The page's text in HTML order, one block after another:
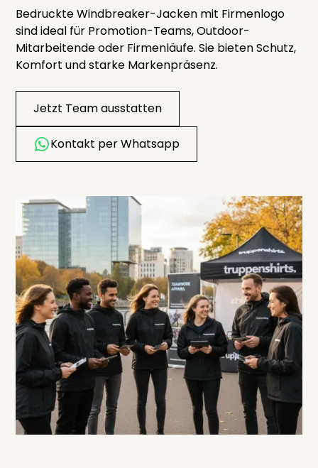
Bedruckte Windbreaker-Jacken mit Firmenlogo
sind ideal für Promotion-Teams, Outdoor-
Mitarbeitende oder Firmenläufe. Sie bieten Schutz,
Komfort und starke Markenpräsenz.
Jetzt Team ausstatten
Kontakt per Whatsapp